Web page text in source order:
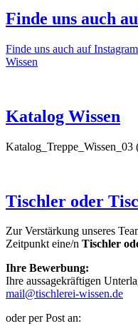
Finde uns auch
Finde uns auch auf
Wissen
Katalog Wissen
Katalog_Treppe_Wissen_03
Tischler oder
Zur Verstärkung unseres
Zeitpunkt eine/n Tischler
Ihre Bewerbung:
Ihre aussagekräftigen
mail@tischlerei-wissen.de
oder per Post an: